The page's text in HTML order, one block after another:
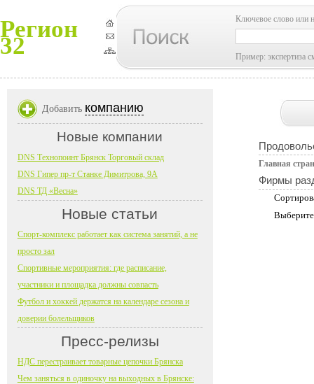
Регион
32
Ключевое слово или
Пример: экспертиза
Главная
Фирмы
Добавить компанию
Новые компании
DNS Технопоинт Брянск Торговый склад
DNS Гипер пр-т Станке Димитрова, 9А
DNS ТД «Весна»
Новые статьи
Спорт-комплекс работает как система занятий, а не
просто зал
Спортивные мероприятия: где расписание,
участники и площадка должны совпасть
Футбол и хоккей держатся на календаре сезона и
доверии болельщиков
Пресс-релизы
НДС перестраивает товарные цепочки Брянска
Чем заняться в одиночку на выходных в Брянске: